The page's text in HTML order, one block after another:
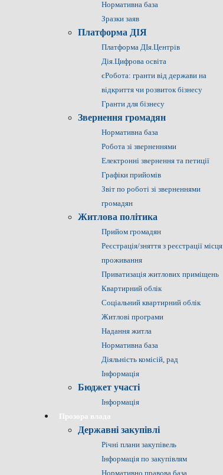
Нормативна база
Зразки заяв
Платформа ДІЯ
Платформа ДІя.Центрів
Дія.Цифрова освіта
єРобота: гранти від держави на
відкриття чи розвиток бізнесу
Гранти для бізнесу
Звернення громадян
Нормативна база
Робота зі зверненнями
Електронні звернення та петиції
Графіки прийомів
Звіт по роботі зі зверненнями
громадян
Житлова політика
Прийом громадян
Реєстрація/зняття з реєстрації місця
проживання
Приватизація житлових приміщень
Квартирний облік
Соціальний квартирний облік
Житлові програми
Надання житла
Нормативна база
Діяльність комісій, рад
Інформація
Бюджет участі
Інформація
Прозора влада
Державні закупівлі
Річні плани закупівель
Інформація по закупівлям
Нормативно правова база